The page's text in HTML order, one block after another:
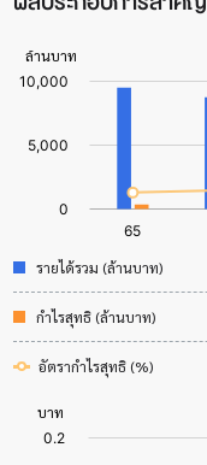
รายได้รวม (ล้านบาท)
กำไรสุทธิ (ล้านบาท)
อัตรากำไรสุทธิ (%)